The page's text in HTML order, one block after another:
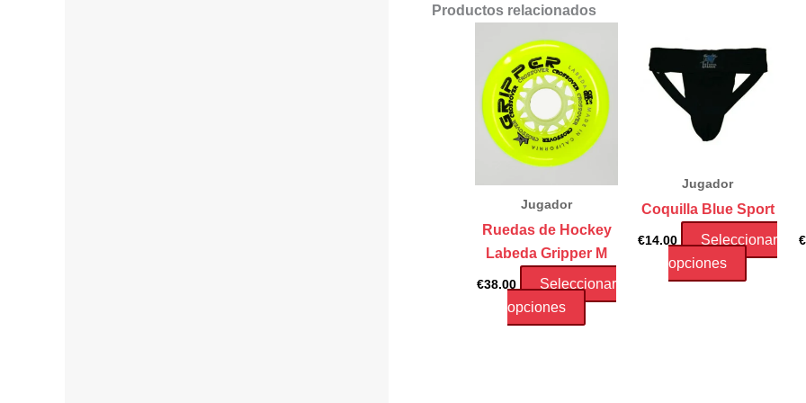
Productos relacionados
Jugador
Ruedas de Hockey
Labeda Gripper M
€38.00
Seleccionar
opciones
Este
producto
Jugador
Coquilla Blue Sport
€14.00
Seleccionar
opciones
Este
producto
€